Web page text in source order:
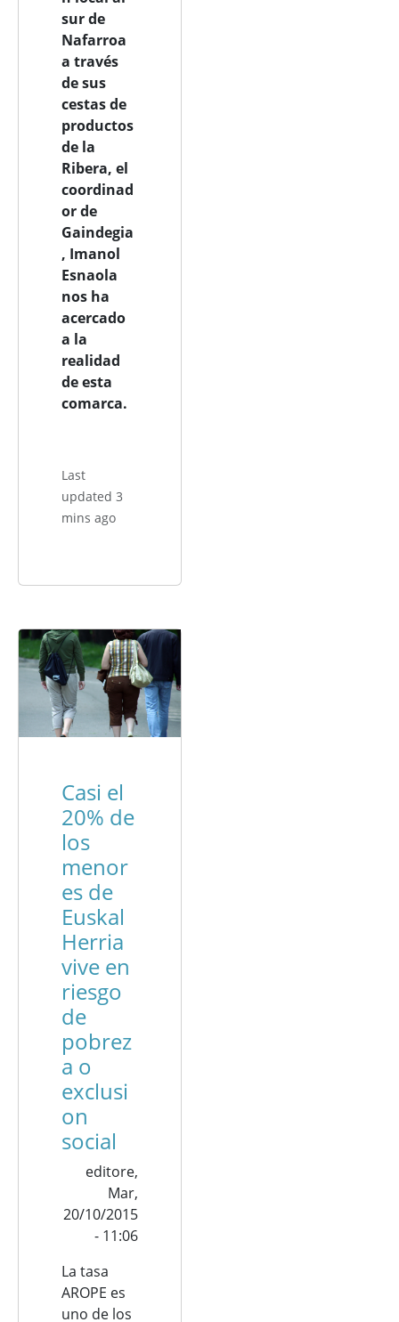
sur de
Nafarroa
a través
de sus
cestas de
productos
de la
Ribera, el
coordinad
or de
Gaindegia
, Imanol
Esnaola
nos ha
acercado
a la
realidad
de esta
comarca.
Last
updated 3
mins ago
Casi el
20% de
los
menor
es de
Euskal
Herria
vive en
riesgo
de
pobrez
a o
exclusi
on
social
editore,
Mar,
20/10/2015
- 11:06
La tasa
AROPE es
uno de los